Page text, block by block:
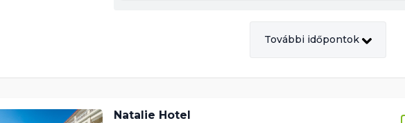
További időpontok
Natalie Hotel